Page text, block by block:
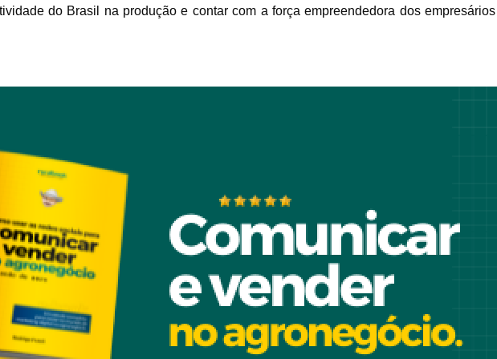
do Brasil na produção e contar com a força empreendedora dos